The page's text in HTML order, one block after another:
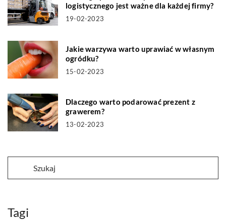
logistycznego jest ważne dla każdej firmy?
19-02-2023
Jakie warzywa warto uprawiać w własnym
ogródku?
15-02-2023
Dlaczego warto podarować prezent z
grawerem?
13-02-2023
Tagi